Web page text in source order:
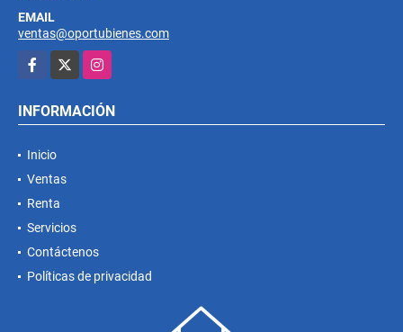
EMAIL
ventas@oportubienes.com
Facebook
Instagram
INFORMACIÓN
Inicio
Ventas
Renta
Servicios
Contáctenos
Políticas de privacidad